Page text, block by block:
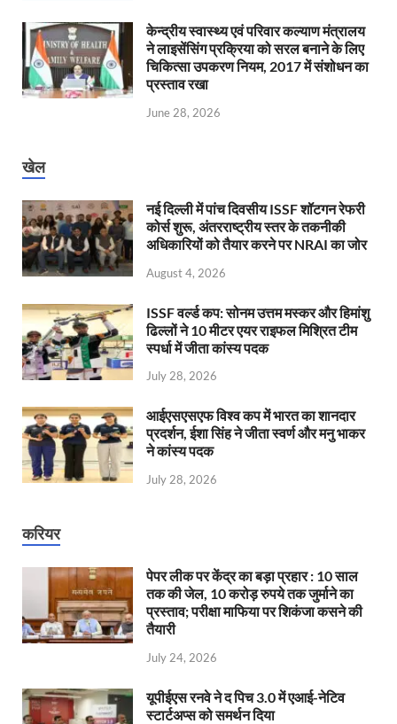
केन्‍द्रीय स्वास्थ्य एवं परिवार कल्याण मंत्रालय
ने लाइसेंसिंग प्रक्रिया को सरल बनाने के लिए
चिकित्सा उपकरण नियम, 2017 में संशोधन का
प्रस्ताव रखा
June 28, 2026
खेल
नई दिल्ली में पांच दिवसीय ISSF शॉटगन रेफरी
कोर्स शुरू, अंतरराष्ट्रीय स्तर के तकनीकी
अधिकारियों को तैयार करने पर NRAI का जोर
August 4, 2026
ISSF वर्ल्ड कप: सोनम उत्तम मस्कर और हिमांशु
ढिल्लों ने 10 मीटर एयर राइफल मिश्रित टीम
स्पर्धा में जीता कांस्य पदक
July 28, 2026
आईएसएसएफ विश्व कप में भारत का शानदार
प्रदर्शन, ईशा सिंह ने जीता स्वर्ण और मनु भाकर
ने कांस्य पदक
July 28, 2026
करियर
पेपर लीक पर केंद्र का बड़ा प्रहार : 10 साल
तक की जेल, 10 करोड़ रुपये तक जुर्माने का
प्रस्ताव; परीक्षा माफिया पर शिकंजा कसने की
तैयारी
July 24, 2026
यूपीईएस रनवे ने द पिच 3.0 में एआई-नेटिव
स्टार्टअप्स को समर्थन दिया